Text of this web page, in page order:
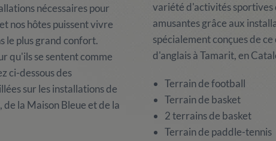
nécessaires pour
nos hôtes puissent vivre
le plus grand confort.
qu'ils se sentent comme
ci-dessous des
sur les installations de
de la Maison Bleue et de la
variété d'activités sportives
amusantes grâce aux
spécialement conçues de
d'anglais à Tamarit, en
Terrain de football
Terrain de basket
2 terrains de basket
Terrain de paddle-tennis